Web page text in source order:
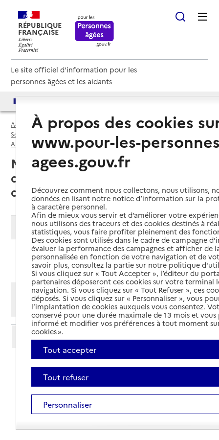
RÉPUBLIQUE
FRANÇAISE
Le site officiel d'information pour les
personnes âgées et les aidants
Accueil
Espace annuaire
Services autonomie à domicile (aide) par département
Alpes-Maritimes (06)
Service autonomie à domicile (aide)
Mouans-Sartoux (06370) : liste
des 5 services autonomie à
domicile (aide)
Modifier ma recherche
Ajouter cette recherche aux favoris
Afficher les résultats par:
Mode liste
Mode carte
Service autonomie à domicile (aide)
Destia
Adresse
120 avenue de Grasse
06370-Mouans-Sartoux
04 93 36 59 88
Site internet
À propos des cookies
www.pour-les-
agees.gouv.fr
Découvrez comment nous collectons, nous utilisons,
données en lisant notre notice d’information sur la
à caractère personnel.
Afin de mieux vous servir et d’améliorer votre
nous utilisons des traceurs et des cookies destinés à
statistiques, vous faire profiter pleinement des
Des cookies sont utilisés dans le cadre de campagne
évaluer la performance des campagnes et afficher de
personnalisée en fonction de votre navigation et de
savoir plus, consultez la partie sur notre politique
Si vous cliquez sur « Tout Accepter », l’éditeur du
partenaires déposeront ces cookies sur votre terminal
navigation. Si vous cliquez sur « Tout Refuser », ces
déposés. Si vous cliquez sur « Personnaliser », vous
l’implantation de cookies auxquels vous consentez.
conservé pour une durée maximale de 13 mois et
informé et modifier vos préférences à tout moment
cookies ».
Tout accepter
Tout refuser
Personnaliser